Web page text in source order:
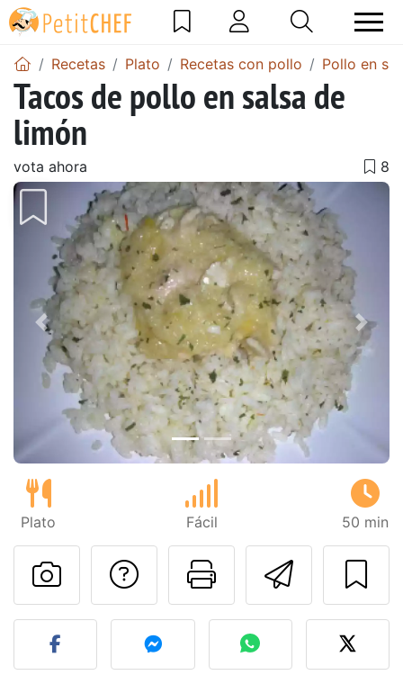
Recetas Plato Recetas con pollo Pollo en
Tacos de pollo en salsa de
limón
vota ahora
Anterior
Plato Fácil 50 min
Imprimir
Preguntar al autor
Publicar la foto de esta